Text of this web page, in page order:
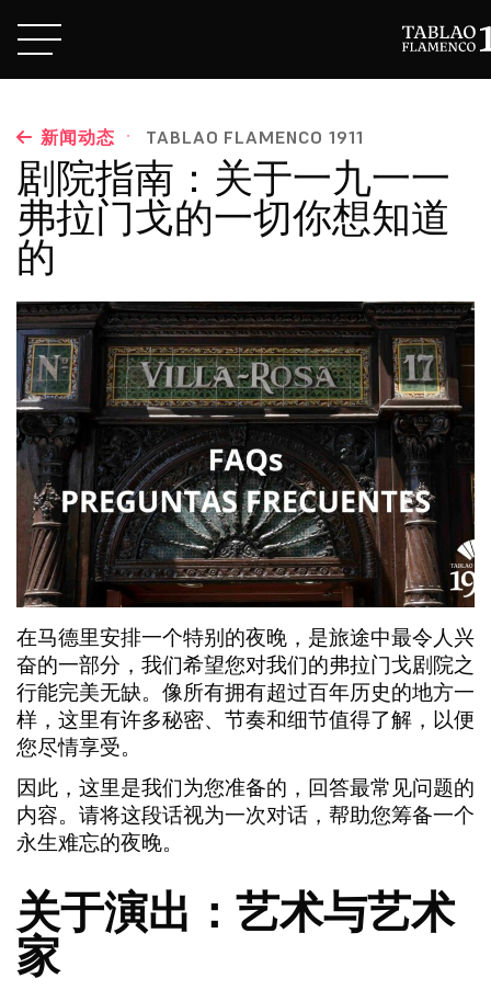
新闻动态 · TABLAO FLAMENCO 1911
剧院指南：关于一九一一
弗拉门戈的一切你想知道
的
在马德里安排一个特别的夜晚，是旅途中最令人兴
奋的一部分，我们希望您对我们的弗拉门戈剧院之
行能完美无缺。像所有拥有超过百年历史的地方一
样，这里有许多秘密、节奏和细节值得了解，以便
您尽情享受。
因此，这里是我们为您准备的，回答最常见问题的
内容。请将这段话视为一次对话，帮助您筹备一个
永生难忘的夜晚。
关于演出：艺术与艺术
家